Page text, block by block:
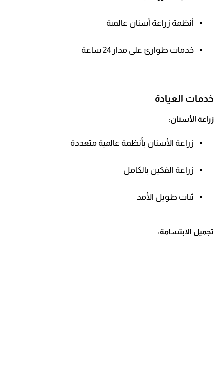
أنظمة زراعة أسنان عالمية
خدمات طوارئ على مدار 24 ساعة
خدمات العيادة
زراعة الأسنان:
زراعة الأسنان بأنظمة عالمية متعددة
زراعة الفكين بالكامل
ثبات طويل الأمد
تجميل الابتسامة: